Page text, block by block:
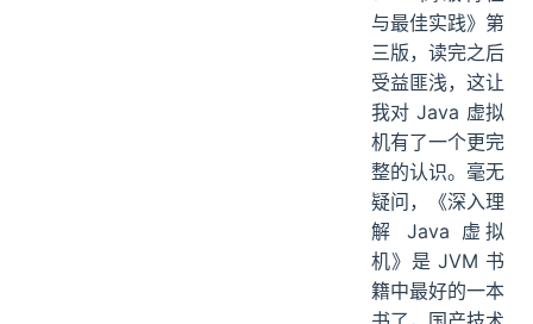
4）开源电子书
5）付费专栏
四、JVM 八股文
与最佳实践》第
三版，读完之后
受益匪浅，这让
我对 Java 虚拟
机有了一个更完
整的认识。毫无
疑问，《深入理
解 Java 虚拟
机》是 JVM 书
籍中最好的一本